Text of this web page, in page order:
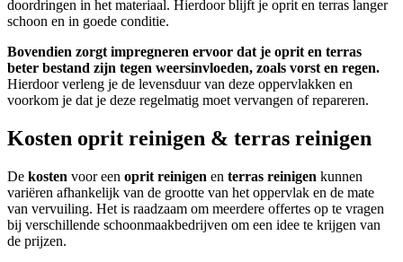
doordringen in het materiaal. Hierdoor blijft je oprit en terras langer
schoon en in goede conditie.
Bovendien zorgt impregneren ervoor dat je oprit en terras
beter bestand zijn tegen weersinvloeden, zoals vorst en regen.
Hierdoor verleng je de levensduur van deze oppervlakken en
voorkom je dat je deze regelmatig moet vervangen of repareren.
Kosten oprit reinigen & terras reinigen
De kosten voor een oprit reinigen en terras reinigen kunnen
variëren afhankelijk van de grootte van het oppervlak en de mate
van vervuiling. Het is raadzaam om meerdere offertes op te vragen
bij verschillende schoonmaakbedrijven om een idee te krijgen van
de prijzen.